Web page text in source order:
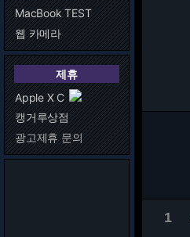
MacBook TEST
웹 카메라
제휴
Apple X C
캥거루상점
광고제휴 문의
1